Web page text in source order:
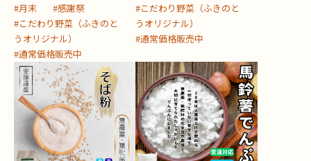
#月末
#感謝祭
#こだわり野菜（ふきのと
うオリジナル）
#通常価格販売中
#こだわり野菜（ふきのと
うオリジナル）
#通常価格販売中